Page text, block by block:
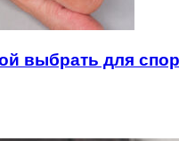
выбрать для